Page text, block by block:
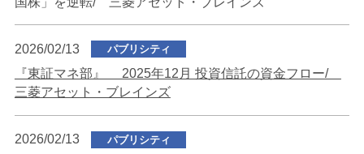
2026/02/13 パブリシティ
『東証マネ部』 2025年12月 投資信託の資金フロー/
三菱アセット・ブレインズ
2026/02/13 パブリシティ